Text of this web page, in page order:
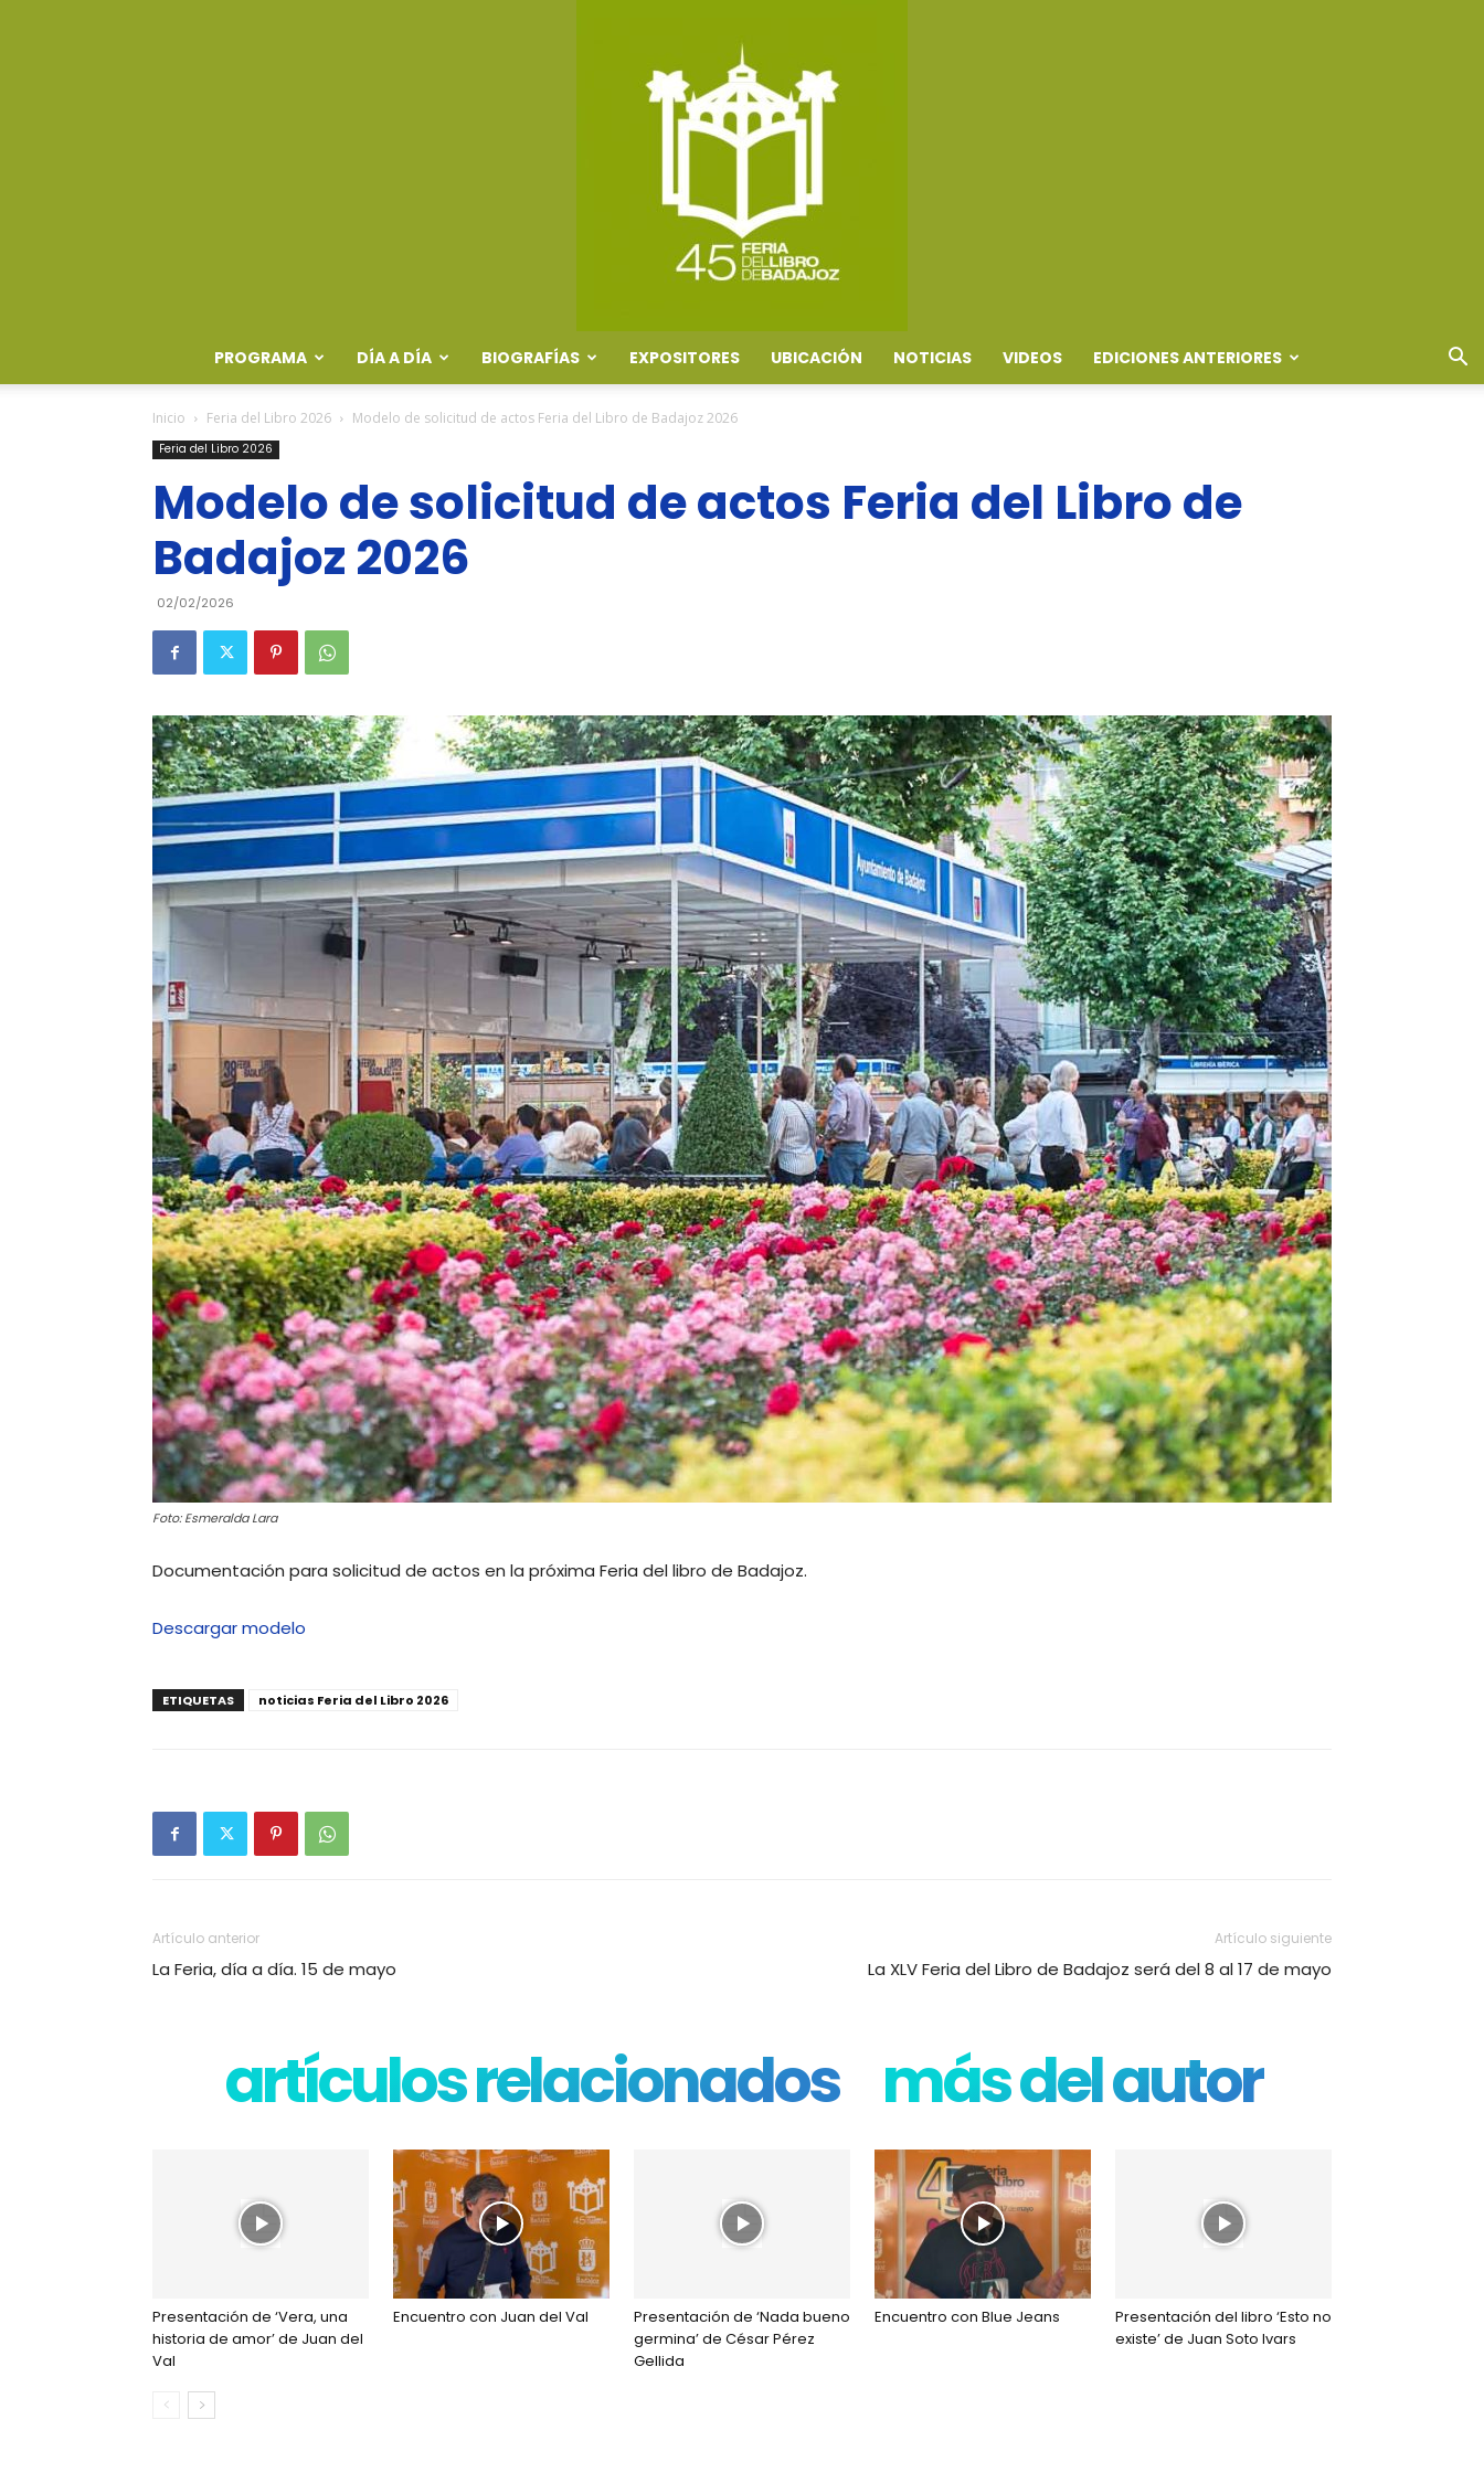
Badajoz
PROGRAMA DÍA A DÍA BIOGRAFÍAS EXPOSITORES UBICACIÓN NOTICIAS VIDEOS EDICIONES ANTERIORES
Inicio Feria del Libro 2026 Modelo de solicitud de actos Feria del Libro de Badajoz 2026
Feria del Libro 2026
Modelo de solicitud de actos Feria del Libro de
Badajoz 2026
02/02/2026
Foto: Esmeralda Lara
Documentación para solicitud de actos en la próxima Feria del libro de Badajoz.
Descargar modelo
ETIQUETAS noticias Feria del Libro 2026
Artículo anterior
La Feria, día a día. 15 de mayo
Artículo siguiente
La XLV Feria del Libro de Badajoz será del 8 al 17 de mayo
artículos relacionados más del autor
Presentación de ‘Vera, una
historia de amor’ de Juan del
Val
Encuentro con Juan del Val
Presentación de ‘Nada bueno
germina’ de César Pérez
Gellida
Encuentro con Blue Jeans
Presentación del libro ‘Esto no
existe’ de Juan Soto Ivars